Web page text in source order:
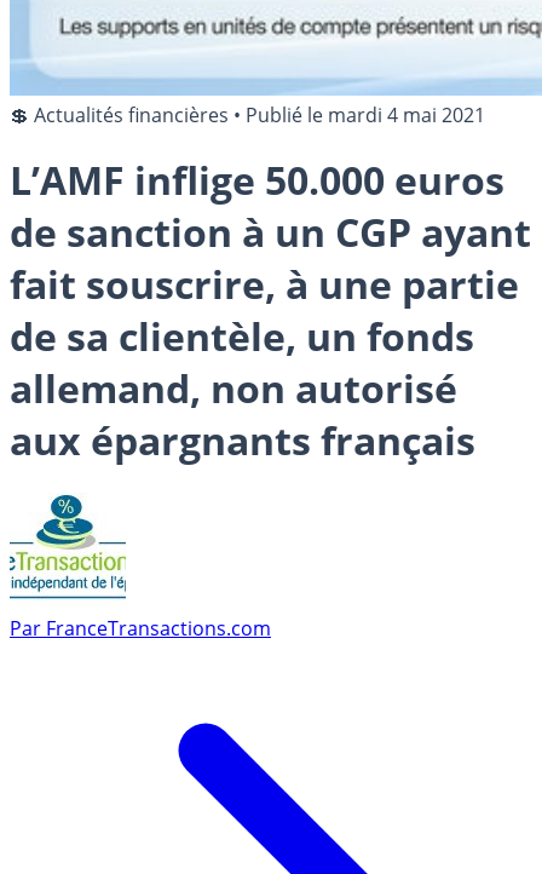
💲 Actualités financières • Publié le mardi 4 mai 2021
L’AMF inflige 50.000 euros
de sanction à un CGP ayant
fait souscrire, à une partie
de sa clientèle, un fonds
allemand, non autorisé
aux épargnants français
Par FranceTransactions.com